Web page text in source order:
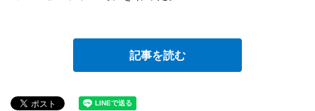
記事を読む